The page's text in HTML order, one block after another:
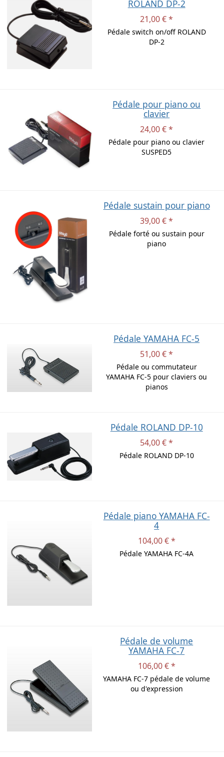
ROLAND DP-2
21,00 € *
Pédale switch on/off ROLAND
DP-2
Pédale pour piano ou
clavier
24,00 € *
Pédale pour piano ou clavier
SUSPED5
Pédale sustain pour piano
39,00 € *
Pédale forté ou sustain pour
piano
Pédale YAMAHA FC-5
51,00 € *
Pédale ou commutateur
YAMAHA FC-5 pour claviers ou
pianos
Pédale ROLAND DP-10
54,00 € *
Pédale ROLAND DP-10
Pédale piano YAMAHA FC-
4
104,00 € *
Pédale YAMAHA FC-4A
Pédale de volume
YAMAHA FC-7
106,00 € *
YAMAHA FC-7 pédale de volume
ou d'expression